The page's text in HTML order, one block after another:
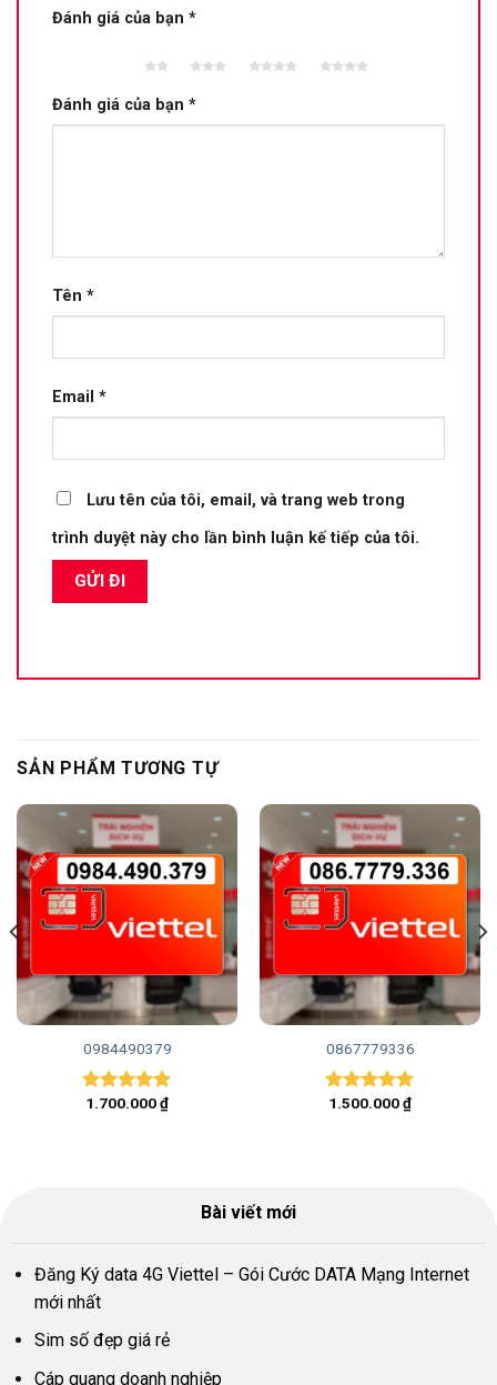
Đánh giá của bạn *
5 sao
sao
sao
sao
Đánh giá của bạn *
Tên *
Email *
Lưu tên của tôi, email, và trang web trong
trình duyệt này cho lần bình luận kế tiếp của tôi.
SẢN PHẨM TƯƠNG TỰ
0984490379
Được xếp
1.700.000₫
0867779336
Được xếp
1.500.000₫
Bài viết mới
Đăng Ký data 4G Viettel – Gói Cước DATA Mạng Internet
mới nhất
Sim số đẹp giá rẻ
Cáp quang doanh nghiệp